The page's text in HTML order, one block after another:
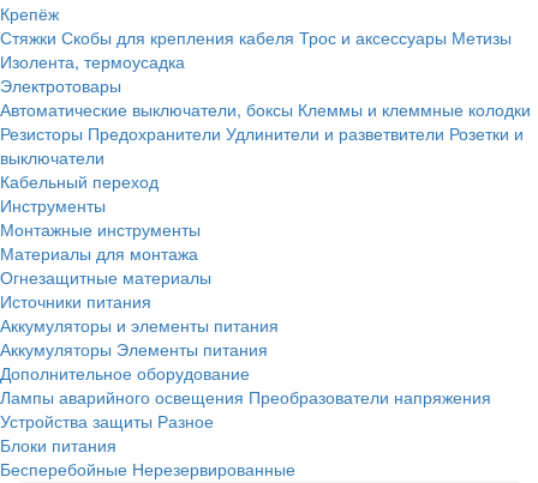
Крепёж
Стяжки Скобы для крепления кабеля Трос и аксессуары Метизы
Изолента, термоусадка
Электротовары
Автоматические выключатели, боксы Клеммы и клеммные колодки
Резисторы Предохранители Удлинители и разветвители Розетки и
выключатели
Кабельный переход
Инструменты
Монтажные инструменты
Материалы для монтажа
Огнезащитные материалы
Источники питания
Аккумуляторы и элементы питания
Аккумуляторы Элементы питания
Дополнительное оборудование
Лампы аварийного освещения Преобразователи напряжения
Устройства защиты Разное
Блоки питания
Бесперебойные Нерезервированные